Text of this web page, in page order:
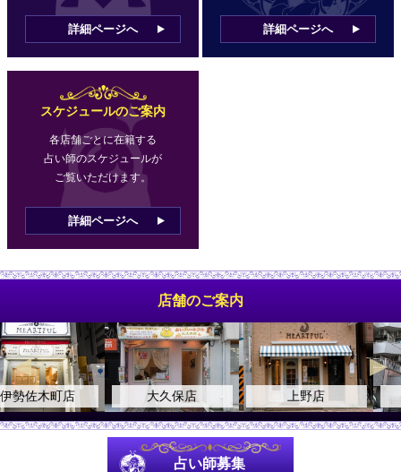
詳細ページへ 詳細ページへ
スケジュールのご案内
各店舗ごとに在籍する
占い師のスケジュールが
ご覧いただけます。
詳細ページへ
店舗のご案内
大久保店 上野店 自由が丘店
占い師募集